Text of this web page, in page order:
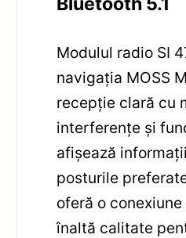
Modulul radio SI
navigația MOSS
recepție clară cu
interferențe și
afișează
posturile
oferă o
înaltă calitate